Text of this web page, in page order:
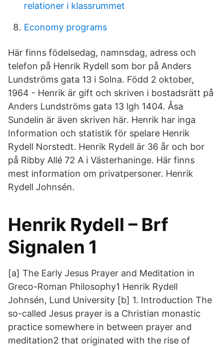
relationer i klassrummet
Economy programs
Här finns födelsedag, namnsdag, adress och
telefon på Henrik Rydell som bor på Anders
Lundströms gata 13 i Solna. Född 2 oktober,
1964 - Henrik är gift och skriven i bostadsrätt på
Anders Lundströms gata 13 lgh 1404. Åsa
Sundelin är även skriven här. Henrik har inga
Information och statistik för spelare Henrik
Rydell Norstedt. Henrik Rydell är 36 år och bor
på Ribby Allé 72 A i Västerhaninge. Här finns
mest information om privatpersoner. Henrik
Rydell Johnsén.
Henrik Rydell – Brf
Signalen 1
[a] The Early Jesus Prayer and Meditation in
Greco-Roman Philosophy1 Henrik Rydell
Johnsén, Lund University [b] 1. Introduction The
so-called Jesus prayer is a Christian monastic
practice somewhere in between prayer and
meditation2 that originated with the rise of